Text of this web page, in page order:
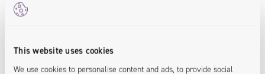
This website uses cookies
We use cookies to personalise content and ads, to provide social
Authors
Business Architect